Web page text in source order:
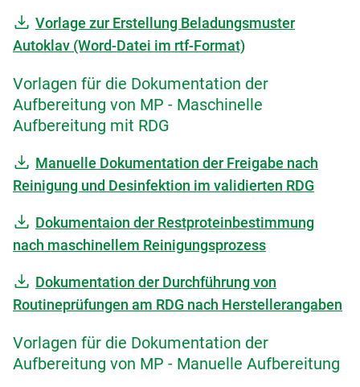
Vorlage zur Erstellung Beladungsmuster
Autoklav (Word-Datei im rtf-Format)
Vorlagen für die Dokumentation der
Aufbereitung von MP - Maschinelle
Aufbereitung mit RDG
Manuelle Dokumentation der Freigabe nach
Reinigung und Desinfektion im validierten RDG
Dokumentaion der Restproteinbestimmung
nach maschinellem Reinigungsprozess
Dokumentation der Durchführung von
Routineprüfungen am RDG nach Herstellerangaben
Vorlagen für die Dokumentation der
Aufbereitung von MP - Manuelle Aufbereitung